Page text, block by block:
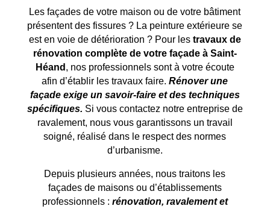
Les façades de votre maison ou de votre bâtiment
présentent des fissures ? La peinture extérieure se
est en voie de détérioration ? Pour les travaux de
rénovation complète de votre façade à Saint-
Héand , nos professionnels sont à votre écoute
afin d’établir les travaux faire.Rénover une
façade exige un savoir-faire et des techniques
spécifiques. Si vous contactez notre entreprise de
ravalement, nous vous garantissons un travail
soigné, réalisé dans le respect des normes
d’urbanisme.
Depuis plusieurs années, nous traitons les
façades de maisons ou d’établissements
professionnels : rénovation, ravalement et